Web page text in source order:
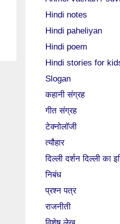
Hindi notes
Hindi paheliyan
Hindi poem
Hindi stories for
Slogan
कहानी संग्रह
गीत संग्रह
टेक्नोलॉजी
त्यौहार
दिल्ली दर्शन दिल्ली का
निबंध
प्रश्न पत्र
राजनीती